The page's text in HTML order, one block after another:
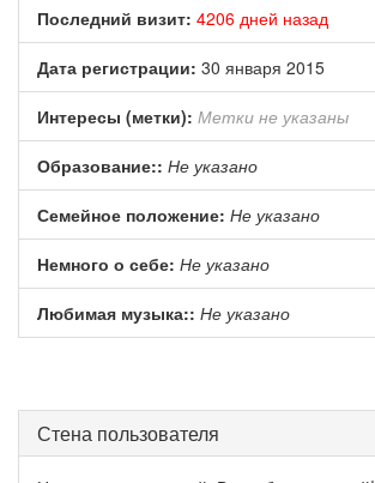
Последний визит: 4206 дней назад
Дата регистрации: 30 января 2015
Интересы (метки): Метки не указаны
Образование:: Не указано
Семейное положение: Не указано
Немного о себе: Не указано
Любимая музыка:: Не указано
Стена пользователя